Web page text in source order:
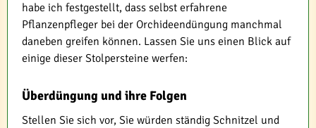
habe ich festgestellt, dass selbst erfahrene
Pflanzenpfleger bei der Orchideendüngung manchmal
daneben greifen können. Lassen Sie uns einen Blick auf
einige dieser Stolpersteine werfen:
Überdüngung und ihre Folgen
Stellen Sie sich vor, Sie würden ständig Schnitzel und